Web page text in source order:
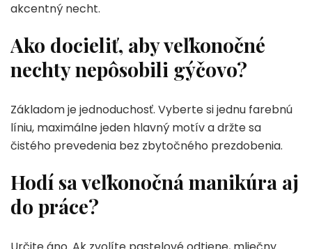
akcentný necht.
Ako docieliť, aby veľkonočné
nechty nepôsobili gýčovo?
Základom je jednoduchosť. Vyberte si jednu farebnú
líniu, maximálne jeden hlavný motív a držte sa
čistého prevedenia bez zbytočného prezdobenia.
Hodí sa veľkonočná manikúra aj
do práce?